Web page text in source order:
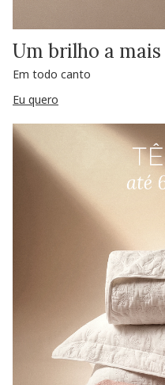
Um brilho a mais
Em todo canto
Eu quero